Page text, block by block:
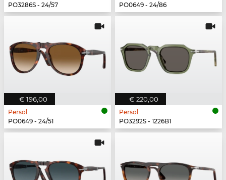
PO3286S - 24/57
PO0649 - 24/86
€ 196,00
Persol
PO0649 - 24/51
€ 220,00
Persol
PO3292S - 1226B1